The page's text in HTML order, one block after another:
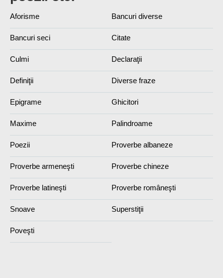
Aforisme Bancuri diverse
Bancuri seci Citate
Culmi Declaraţii
Definiţii Diverse fraze
Epigrame Ghicitori
Maxime Palindroame
Poezii Proverbe albaneze
Proverbe armeneşti Proverbe chineze
Proverbe latineşti Proverbe româneşti
Snoave Superstiţii
Poveşti